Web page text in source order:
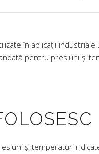
în aplicații
pentru presiuni și
și temperaturi